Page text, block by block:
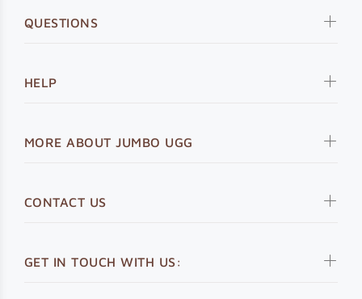
GET IN TOUCH WITH US:
QUESTIONS
HELP
MORE ABOUT JUMBO UGG
CONTACT US